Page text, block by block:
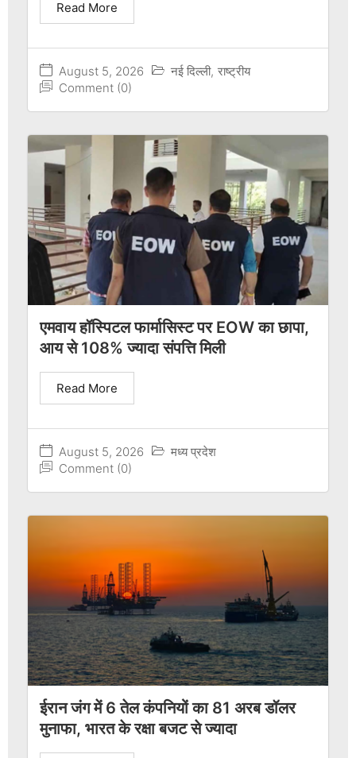
August 5, 2026 नई दिल्ली, राष्ट्रीय
Comment (0)
Read More
एमवाय हॉस्पिटल फार्मासिस्ट पर EOW का छापा,
आय से 108% ज्यादा संपत्ति मिली
August 5, 2026
मध्य प्रदेश
Comment (0)
Read More
ईरान जंग में 6 तेल कंपनियों का 81 अरब डॉलर
मुनाफा, भारत के रक्षा बजट से ज्यादा